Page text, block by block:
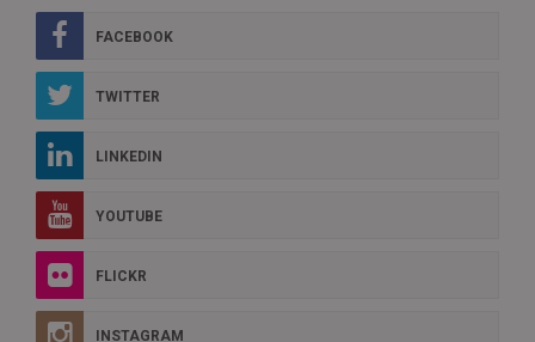
FACEBOOK
TWITTER
LINKEDIN
YOUTUBE
FLICKR
INSTAGRAM